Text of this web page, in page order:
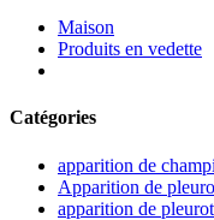
Maison
Produits en vedette
Catégories
apparition de
Apparition de
apparition de